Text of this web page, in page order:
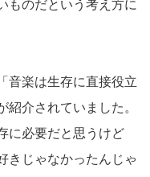
ものだという考え方に
音楽は生存に直接役立
介されていました。
に必要だと思うけど
きじゃなかったんじゃ